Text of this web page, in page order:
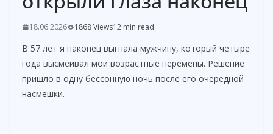
18.06.2026 1868 Views12 min read
В 57 лет я наконец выгнала мужчину, который четыре
года высмеивал мои возрастные перемены. Решение
пришло в одну бессонную ночь после его очередной
насмешки.